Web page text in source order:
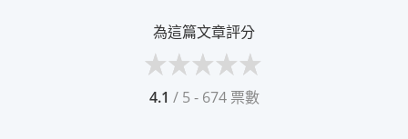
為這篇文章評分
4.1 / 5 - 674 票數